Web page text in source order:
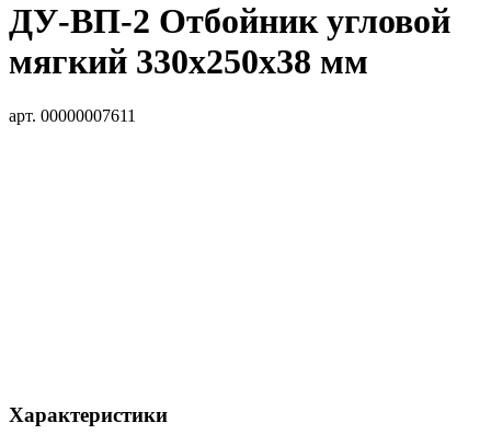
ДУ-ВП-2 Отбойник угловой
мягкий 330х250х38 мм
арт. 00000007611
Характеристики